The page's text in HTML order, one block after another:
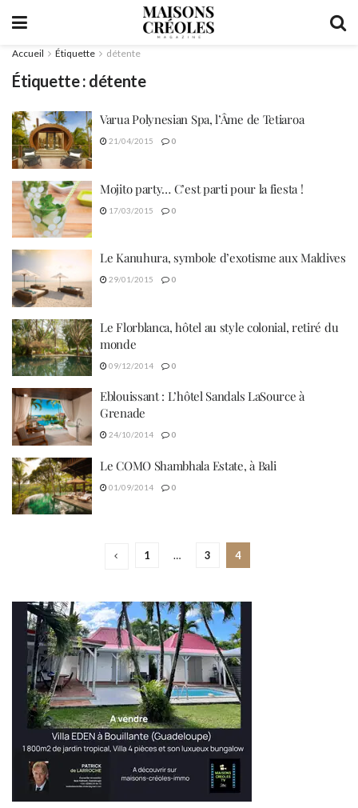
Accueil Étiquette détente
Étiquette : détente
Varua Polynesian Spa, l’Âme de Tetiaroa
21/04/2015 0
Mojito party… C’est parti pour la fiesta !
17/03/2015 0
Le Kanuhura, symbole d’exotisme aux Maldives
29/01/2015 0
Le Florblanca, hôtel au style colonial, retiré du
monde
09/12/2014 0
Eblouissant : L’hôtel Sandals LaSource à
Grenade
24/10/2014 0
Le COMO Shambhala Estate, à Bali
01/09/2014 0
1 … 3 4